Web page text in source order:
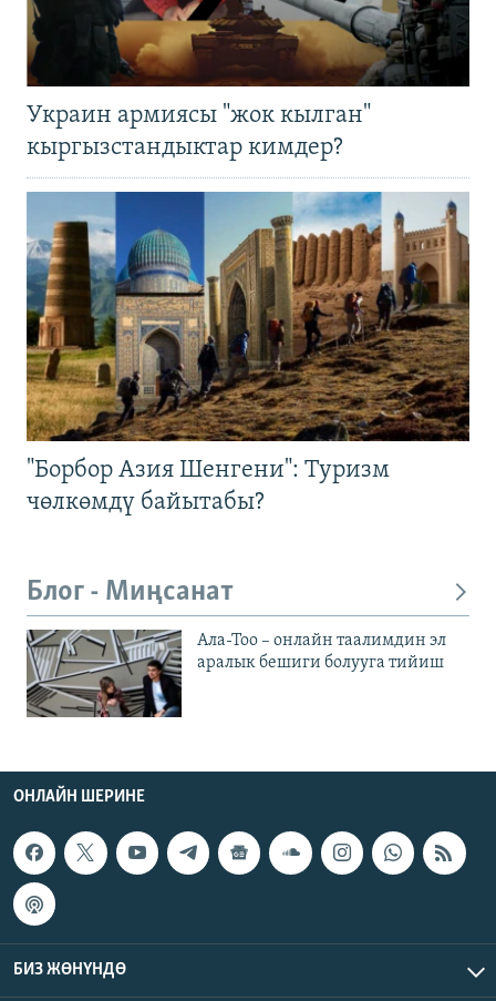
Украин армиясы "жок кылган"
кыргызстандыктар кимдер?
"Борбор Азия Шенгени": Туризм
чөлкөмдү байытабы?
Блог - Миңсанат
Ала-Тоо – онлайн таалимдин эл
аралык бешиги болууга тийиш
ОНЛАЙН ШЕРИНЕ
БИЗ ЖӨНҮНДӨ